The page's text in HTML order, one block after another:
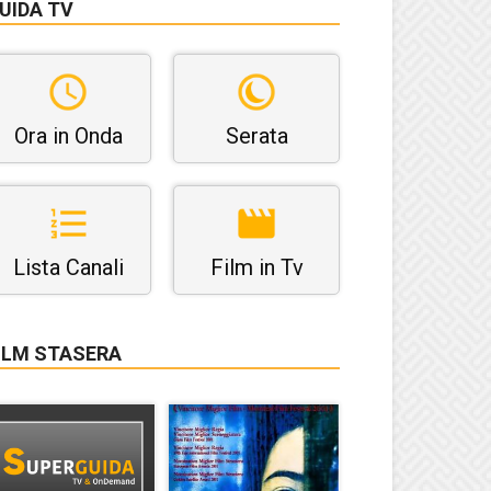
TV
Ora in Onda Serata
Lista Canali Film in Tv
STASERA